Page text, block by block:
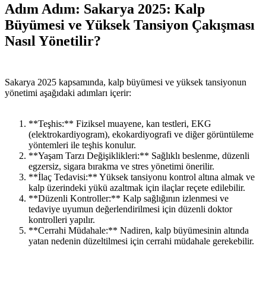
Adım Adım: Sakarya 2025: Kalp
Büyümesi ve Yüksek Tansiyon Çakışması
Nasıl Yönetilir?
Sakarya 2025 kapsamında, kalp büyümesi ve yüksek tansiyonun
yönetimi aşağıdaki adımları içerir:
**Teşhis:** Fiziksel muayene, kan testleri, EKG
(elektrokardiyogram), ekokardiyografi ve diğer görüntüleme
yöntemleri ile teşhis konulur.
**Yaşam Tarzı Değişiklikleri:** Sağlıklı beslenme, düzenli
egzersiz, sigara bırakma ve stres yönetimi önerilir.
**İlaç Tedavisi:** Yüksek tansiyonu kontrol altına almak ve
kalp üzerindeki yükü azaltmak için ilaçlar reçete edilebilir.
**Düzenli Kontroller:** Kalp sağlığının izlenmesi ve
tedaviye uyumun değerlendirilmesi için düzenli doktor
kontrolleri yapılır.
**Cerrahi Müdahale:** Nadiren, kalp büyümesinin altında
yatan nedenin düzeltilmesi için cerrahi müdahale gerekebilir.